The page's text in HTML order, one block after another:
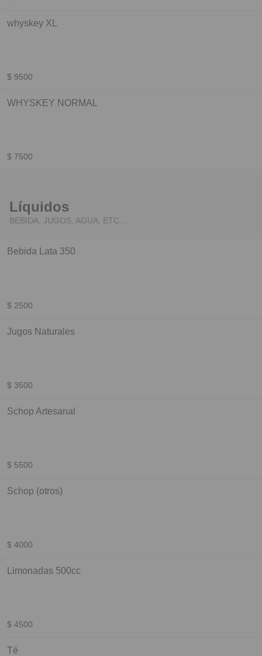
whyskey XL
$ 9500
WHYSKEY NORMAL
$ 7500
Líquidos
BEBIDA, JUGOS, AGUA, ETC...
Bebida Lata 350
$ 2500
Jugos Naturales
$ 3500
Schop Artesanal
$ 5500
Schop (otros)
$ 4000
Limonadas 500cc
$ 4500
Té